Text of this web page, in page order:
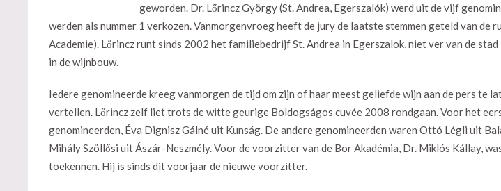
geworden. Dr. Lőrincz György (St. Andrea, Egerszalók) werd uit de vijf
werden als nummer 1 verkozen. Vanmorgenvroeg heeft de jury de laatste stemmen geteld van de
Academie). Lőrincz runt sinds 2002 het familiebedrijf St. Andrea in Egerszalok, niet ver van de
in de wijnbouw.
Iedere genomineerde kreeg vanmorgen de tijd om zijn of haar meest geliefde wijn aan de pers te
vertellen. Lőrincz zelf liet trots de witte geurige Boldogságos cuvée 2008 rondgaan. Voor het
genomineerden, Éva Dignisz Gálné uit Kunság. De andere genomineerden waren Ottó Légli uit
Mihály Szöllősi uit Ászár-Neszmély. Voor de voorzitter van de Bor Akadémia, Dr. Miklós Kállay,
toekennen. Hij is sinds dit voorjaar de nieuwe voorzitter.